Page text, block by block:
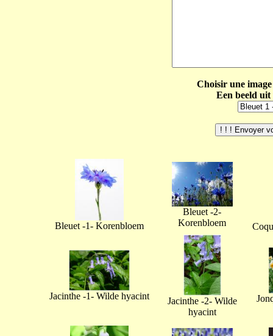
Choisir une
Een beeld
Bleuet -1- Korenbloem
Bleuet -2-
Korenbloem
Jacinthe -1- Wilde hyacint
Jacinthe -2- Wilde
hyacint